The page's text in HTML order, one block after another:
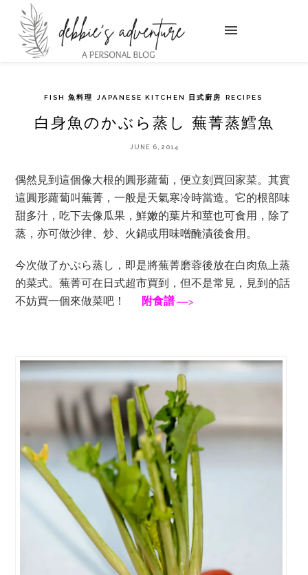
FISH 魚料理 JAPANESE KITCHEN 日式廚房 RECIPES
白身魚のかぶら蒸し 蕪菁蒸鱈魚
JUNE 6, 2014
偶然見到這個像大根的圓形蘿蔔，便立刻買回家菜。其實
這圓形蘿蔔叫蕪菁，一般是天氣寒冷時當造。它的根部味
甜多汁，吃下去像瓜果，鮮嫩的葉片和莖也可食用，除了
蒸，亦可做沙律、炒、火鍋或用味噌醃漬後食用。
今次做了かぶら蒸し，即是將蕪菁磨蓉後放在白肉魚上蒸
的菜式。蕪菁可在日式超市買到，但不是常見，見到的話
不妨買一個來做菜吧！ 附食譜 —>